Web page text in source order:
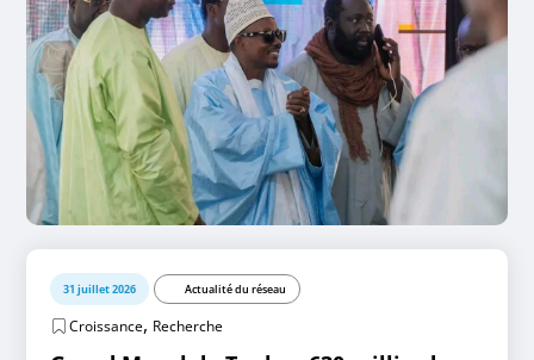
31 juillet 2026 Actualité du réseau
Croissance, Recherche